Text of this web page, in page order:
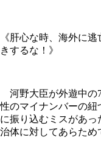
《肝心な時、海外に
きするな！》
河野大臣が外遊中の
性のマイナンバーの紐
に振り込むミスがあ
治体に対してあらため